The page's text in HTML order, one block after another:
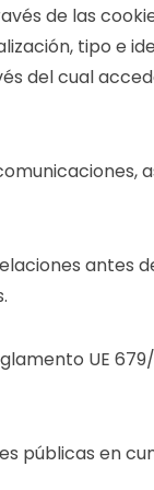
de las
tipo e
del cual
antes
UE 679/
públicas en